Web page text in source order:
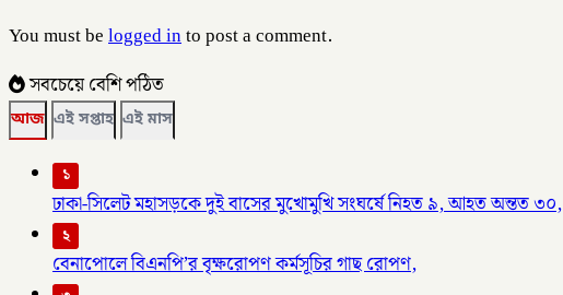
You must belogged into post a comment.
সবচেয়ে বেশি পঠিত
আজ এই সপ্তাহ এই মাস
১
ঢাকা-সিলেট মহাসড়কে দুই বাসের মুখোমুখি সংঘর্ষে নিহত ৯, আহত অন্তত ৩০,
২
বেনাপোলে বিএনপি’র বৃক্ষরোপণ কর্মসূচির গাছ রোপণ,